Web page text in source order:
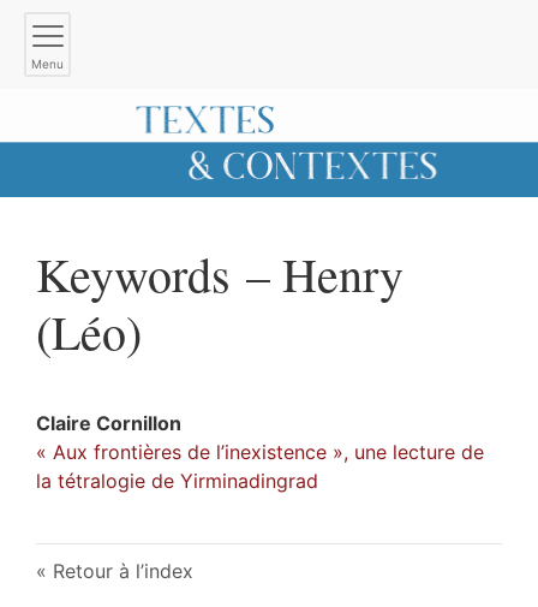
Menu
Keywords – Henry
(Léo)
Claire Cornillon
« Aux frontières de l’inexistence », une lecture de
la tétralogie de Yirminadingrad
Retour à l’index